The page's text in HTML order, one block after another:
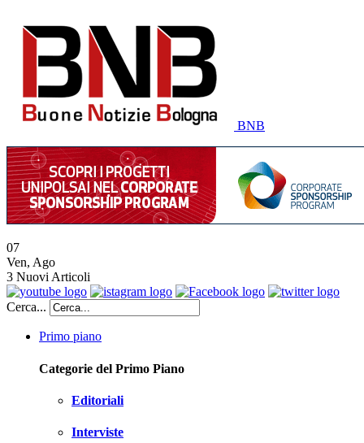
BNB
07
Ven, Ago
3 Nuovi Articoli
Cerca...
Primo piano
Categorie del Primo Piano
Editoriali
Interviste